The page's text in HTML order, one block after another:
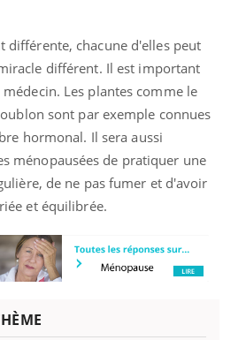
différente, chacune d'elles peut
différent. Il est important
Les plantes commele
sont par exemple connues
hormonal. Il sera aussi
ménopausées de pratiquer une
de ne pas fumer et d'avoir
et équilibrée.